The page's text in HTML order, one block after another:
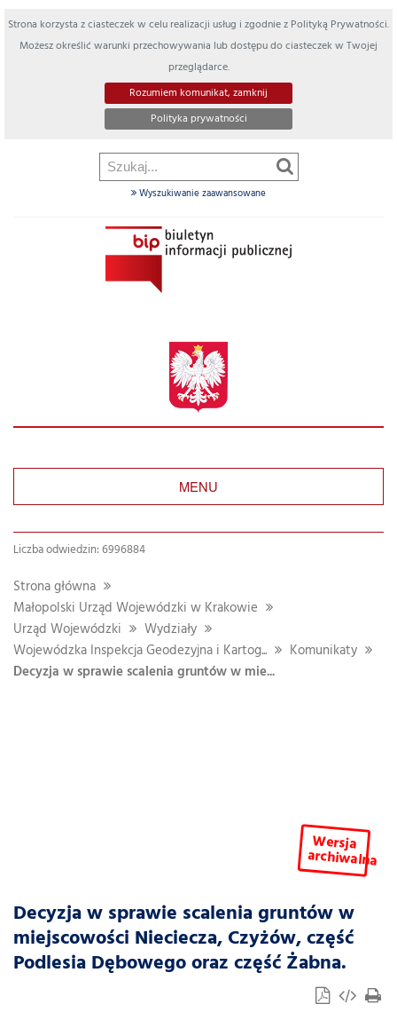
Strona korzysta z ciasteczek w celu realizacji usług i zgodnie z Polityką Prywatności.
Możesz określić warunki przechowywania lub dostępu do ciasteczek w Twojej
przeglądarce.
Rozumiem komunikat, zamknij
Polityka prywatności
Wyszukiwanie zaawansowane
MENU
Liczba odwiedzin: 6996884
Strona główna
Małopolski Urząd Wojewódzki w Krakowie
Urząd Wojewódzki
Wydziały
Wojewódzka Inspekcja Geodezyjna i Kartog...
Komunikaty
Decyzja w sprawie scalenia gruntów w mie...
Wersja
archiwalna
Decyzja w sprawie scalenia gruntów w
miejscowości Nieciecza, Czyżów, część
Podlesia Dębowego oraz część Żabna.